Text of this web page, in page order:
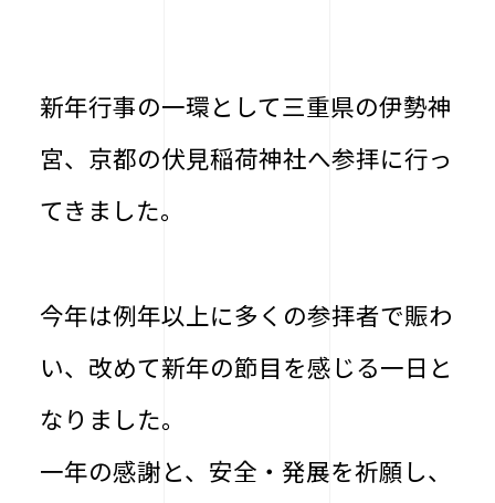
新年行事の一環として三重県の伊勢神
宮、京都の伏見稲荷神社へ参拝に行っ
てきました。
今年は例年以上に多くの参拝者で賑わ
い、改めて新年の節目を感じる一日と
なりました。
一年の感謝と、安全・発展を祈願し、